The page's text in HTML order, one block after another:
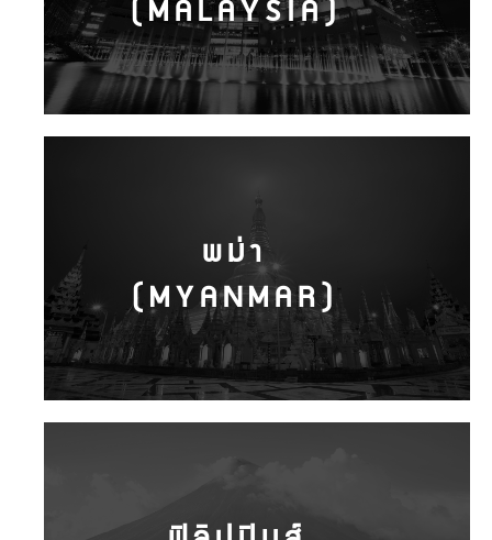
(MALAYSIA)
พม่า
(MYANMAR)